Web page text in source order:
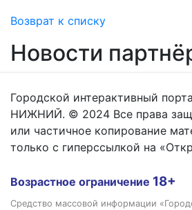
Возврат к списку
Новости
Городской интерактивный
НИЖНИЙ. © 2024 Все права
или частичное копирование
только с гиперссылкой на
Возрастное ограничение 18+
Средство массовой информации